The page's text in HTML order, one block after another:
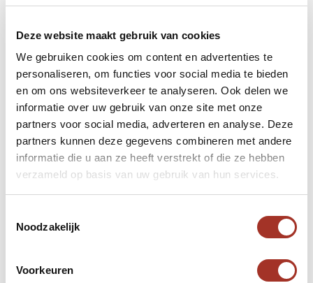
Deze website maakt gebruik van cookies
We gebruiken cookies om content en advertenties te
personaliseren, om functies voor social media te bieden
en om ons websiteverkeer te analyseren. Ook delen we
informatie over uw gebruik van onze site met onze
partners voor social media, adverteren en analyse. Deze
partners kunnen deze gegevens combineren met andere
informatie die u aan ze heeft verstrekt of die ze hebben
verzameld op basis van uw gebruik van hun services.
Noodzakelijk
Voorkeuren
Bekijk op Netflix
Dollar
Dollar is een Arabische serie uit Libanon. De serie
uit 2019 heeft één seizoen met 15 afleveringen. Het
verhaal gaat over de secretaresse Zeina. Zij spant
tegen haar zin in samen met Tarek, een
zelfverzekerde zakenman aan wie Zeina een grote
hekel heeft. Zij gaan samen op jacht naar een
miljoen. In de serie zie je veel van Libanon en zo is